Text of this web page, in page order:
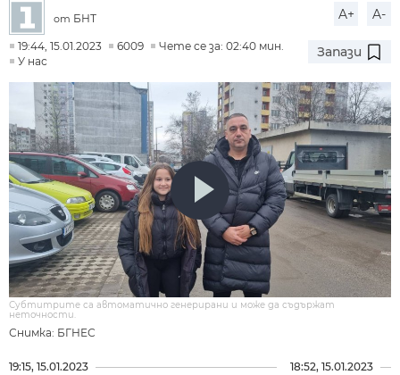
от БНТ A+ A-
19:44, 15.01.2023 6009
Чете се за: 02:40 мин.
У нас
Запази
Снимка: БГНЕС
Субтитрите са автоматично генерирани и може да съдържат
неточности.
19:15, 15.01.2023 18:52, 15.01.2023